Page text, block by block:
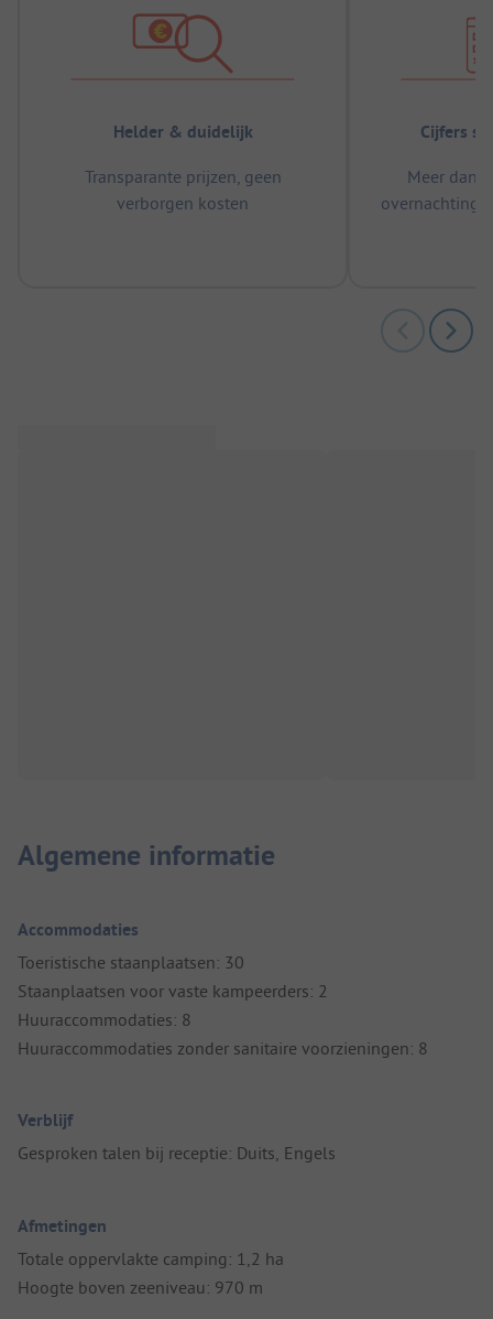
Helder & duidelijk
Transparante prijzen, geen
verborgen kosten
Cijfers
Meer dan
Algemene informatie
Accommodaties
Toeristische staanplaatsen: 30
Staanplaatsen voor vaste kampeerders: 2
Huuraccommodaties: 8
Huuraccommodaties zonder sanitaire voorzieningen: 8
Verblijf
Gesproken talen bij receptie: Duits, Engels
Afmetingen
Totale oppervlakte camping: 1,2 ha
Hoogte boven zeeniveau: 970 m